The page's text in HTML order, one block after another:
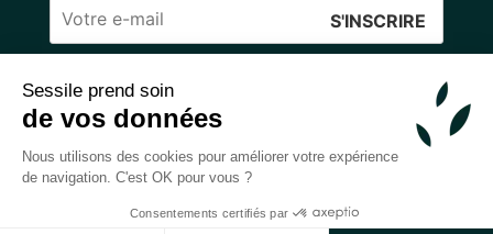
Sessile prend soin
de vos données
Nous utilisons des cookies pour améliorer votre expérience
de navigation. C'est OK pour vous ?
Consentements certifiés par
Ajouter au panier
Veuillez
ce
champ
4.4 /5 ⭐ | 120 000+ bouquets livrés |
Achats 100% sécurisés
2026 — © Sessile SAS